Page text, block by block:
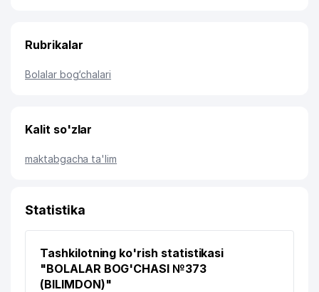
Rubrikalar
Bolalar bog‘chalari
Kalit so'zlar
maktabgacha ta'lim
Statistika
Tashkilotning ko'rish statistikasi
"BOLALAR BOG'CHASI №373
(BILIMDON)"